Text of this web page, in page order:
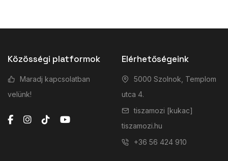
Közösségi platformok
Maradj kapcsolatban
velünk!
Elérhetőségeink
5000 Szolnok, Templom
utca 4.
tiszamozi [kukac]
tiszamozi.hu
+36 56 424 910